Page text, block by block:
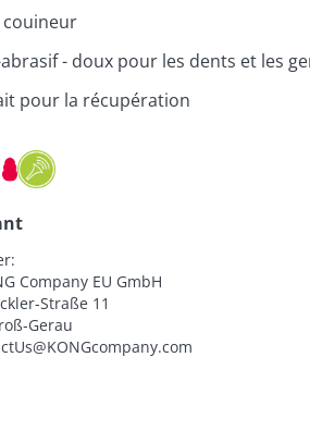
couineur
- doux pour les dents et les
pour la récupération
Company EU GmbH
Straße 11
Gerau